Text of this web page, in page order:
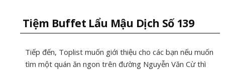
Tiệm Buffet Lẩu Mậu Dịch Số 139
Tiếp đến, Toplist muốn giới thiệu cho các bạn nếu muốn
tìm một quán ăn ngon trên đường Nguyễn Văn Cừ thì